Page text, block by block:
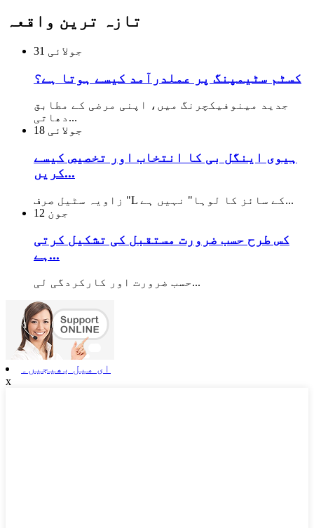
تازہ ترین واقعہ
جولائی 31
کسٹم سٹیمپنگ پر عملدرآمد کیسے ہوتا ہے؟
جدید مینوفیکچرنگ میں، اپنی مرضی کے مطابق
دھاتی...
جولائی 18
ہیوی اینگل بی کا انتخاب اور تخصیص کیسے
کریں...
زاویہ سٹیل صرف "L کے سائز کا لوہا" نہیں ہے...
جون 12
کس طرح حسب ضرورت مستقبل کی تشکیل کرتی
ہے...
حسب ضرورت اور کارکردگی لی...
ای میل بھیجیں۔
x